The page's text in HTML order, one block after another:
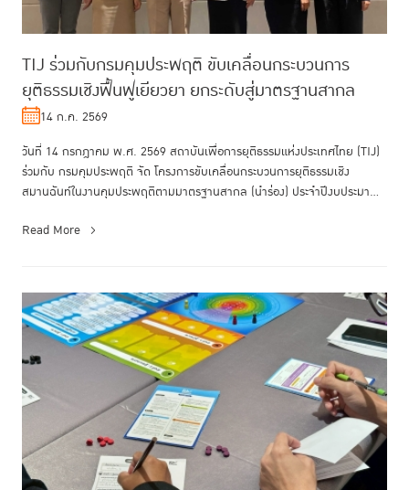
TIJ ร่วมกับกรมคุมประพฤติ ขับเคลื่อนกระบวนการ
ยุติธรรมเชิงฟื้นฟูเยียวยา ยกระดับสู่มาตรฐานสากล
14 ก.ค. 2569
วันที่ 14 กรกฎาคม พ.ศ. 2569 สถาบันเพื่อการยุติธรรมแห่งประเทศไทย (TIJ)
ร่วมกับ กรมคุมประพฤติ จัด โครงการขับเคลื่อนกระบวนการยุติธรรมเชิง
สมานฉันท์ในงานคุมประพฤติตามมาตรฐานสากล (นำร่อง) ประจำปีงบประมาณ
Read More